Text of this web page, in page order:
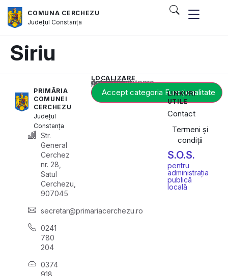
COMUNA CERCHEZU
JudețulConstanța
Siriu
PRIMĂRIA
COMUNEI
CERCHEZU
Județul
Constanța
Str.
General
Cerchez
nr. 28,
Satul
Cerchezu,
907045
secretar@primariacerchezu.ro
0241
780
204
0374
918
LOCALIZARE
Acest conținut este blocat până când acceptați categoria corespunzătoare de cookie-uri.
Accept categoria Funcționalitate
LINKURI
UTILE
Contact
Termeni și
condiții
S.O.S.
pentru
administrația
publică
locală